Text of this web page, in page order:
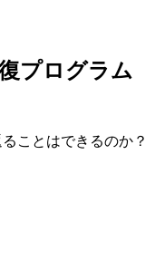
プログラム
ことはできるのか？